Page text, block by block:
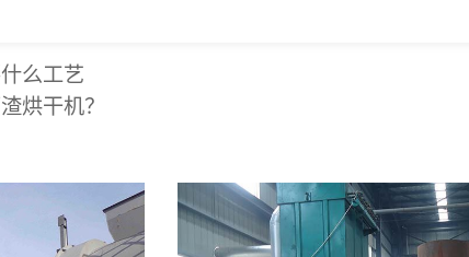
么工艺
烘干机？